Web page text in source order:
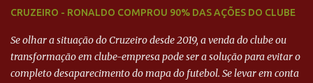
CRUZEIRO - RONALDO COMPROU 90% DAS AÇÕES DO CLUBE
Se olhar a situação do Cruzeiro desde 2019, a venda do clube ou
transformação em clube-empresa pode ser a solução para evitar o
completo desaparecimento do mapa do futebol. Se levar em conta